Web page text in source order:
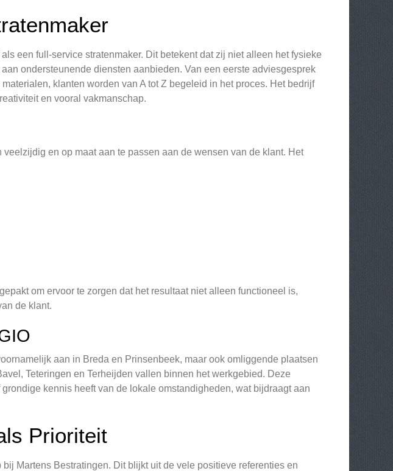
een full-service stratenmaker. Dit betekent dat zij niet alleen het fysieke
ondersteunende diensten aanbieden. Van een eerste adviesgesprek
klanten worden van A tot Z begeleid in het proces. Het bedrijf
en vooral vakmanschap.
en op maat aan te passen aan de wensen van de klant. Het
om ervoor te zorgen dat het resultaat niet alleen functioneel is,
de klant.
aan in Breda en Prinsenbeek, maar ook omliggende plaatsen
Teteringen en Terheijden vallen binnen het werkgebied. Deze
kennis heeft van de lokale omstandigheden, wat bijdraagt aan
Prioriteit
Martens Bestratingen. Dit blijkt uit de vele positieve referenties en